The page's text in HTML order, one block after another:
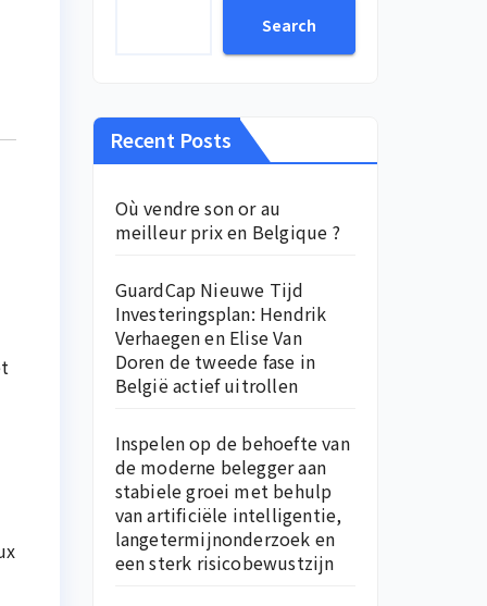
Search
Recent Posts
Où vendre son or au
meilleur prix en Belgique ?
GuardCap Nieuwe Tijd
Investeringsplan: Hendrik
Verhaegen en Elise Van
Doren de tweede fase in
België actief uitrollen
Inspelen op de behoefte van
de moderne belegger aan
stabiele groei met behulp
van artificiële intelligentie,
langetermijnonderzoek en
een sterk risicobewustzijn